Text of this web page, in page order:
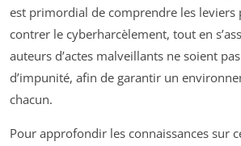
est primordial de comprendre les leviers
contrer le cyberharcèlement, tout en
auteurs d’actes malveillants ne soient
d’impunité, afin de garantir un
chacun.
Pour approfondir les connaissances sur